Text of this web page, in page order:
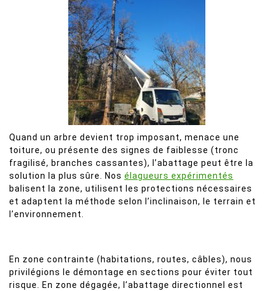
Quand un arbre devient trop imposant, menace une
toiture, ou présente des signes de faiblesse (tronc
fragilisé, branches cassantes), l’abattage peut être la
solution la plus sûre. Nos élagueurs expérimentés
balisent la zone, utilisent les protections nécessaires
et adaptent la méthode selon l’inclinaison, le terrain et
l’environnement.
En zone contrainte (habitations, routes, câbles), nous
privilégions le démontage en sections pour éviter tout
risque. En zone dégagée, l’abattage directionnel est